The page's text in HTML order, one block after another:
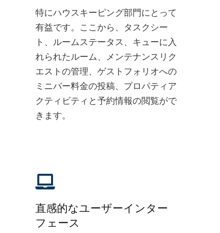
特にハウスキーピング部門にとって
有益です。ここから、タスクシー
ト、ルームステータス、キューに入
れられたルーム、メンテナンスリク
エストの管理、ゲストフォリオへの
ミニバー料金の投稿、プロパティア
クティビティと予約情報の閲覧がで
きます。
直感的なユーザーインター
フェース